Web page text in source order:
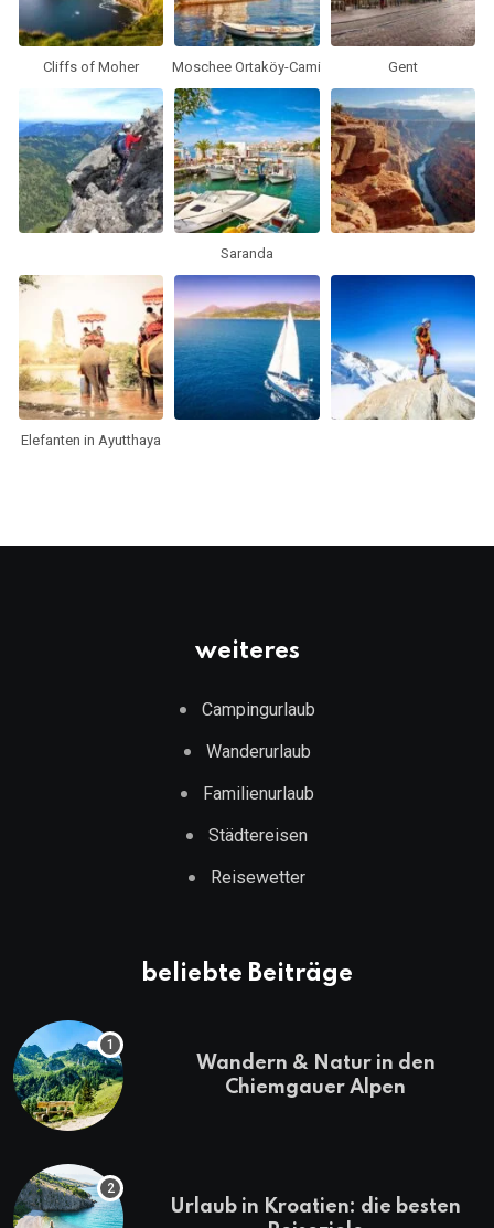
Cliffs of Moher Moschee Ortaköy-Cami Gent
Saranda
Elefanten in Ayutthaya
weiteres
Campingurlaub
Wanderurlaub
Familienurlaub
Städtereisen
Reisewetter
beliebte Beiträge
Wandern & Natur in den
Chiemgauer Alpen
Urlaub in Kroatien: die besten